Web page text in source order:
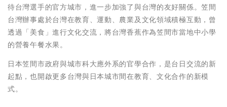
待台灣選手的官方城市，進一步加強了與台灣的友好關係。笠間
台灣辦事處於台灣在教育、運動、農業及文化領域積極互動，曾
透過「美食」進行文化交流，將台灣香蕉作為笠間市當地中小學
的營養午餐水果。
日本笠間市政府與城市科大應外系的官學合作，是台日交流的新
起點，也開啟更多台灣與日本城市間在教育、文化合作的新模
式。